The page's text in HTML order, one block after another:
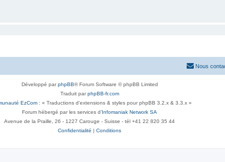
Nous
Développé parphpBB® Forum Software © phpBB Limited
Traduit parphpBB-fr.com
EzCom : « Traductions d'extensions & styles pour phpBB 3.2.x & 3.3.x »
Forum hébergé par les services d’Infomaniak Network SA
Avenue de la Praille, 26 - 1227 Carouge - Suisse - tél +41 22 820 35 44
Confidentialité | Conditions